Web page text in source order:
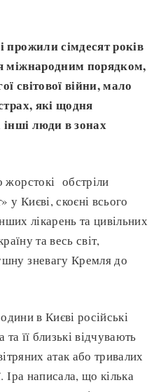
сімдесят років
міжнародним порядком,
світової війни, мало
які щодня
люди в зонах
жорстокі обстріли
у Києві, скоєні всього
лікарень та цивільних
та весь світ,
зневагу Кремля до
в Києві російські
її близькі відчувають
атак або тривалих
Іра написала, що кілька